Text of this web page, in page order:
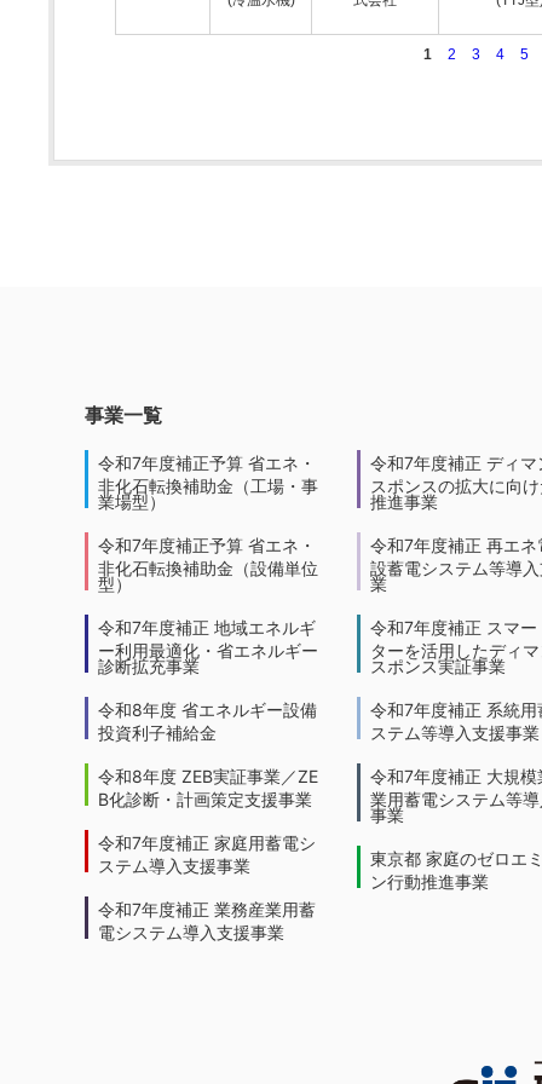
1 2 3 4 5
事業一覧
令和7年度補正予算 省エネ・
非化石転換補助金（工場・事
業場型）
令和7年度補正予算 省エネ・
非化石転換補助金（設備単位
型）
令和7年度補正 地域エネルギ
ー利用最適化・省エネルギー
診断拡充事業
令和8年度 省エネルギー設備
投資利子補給金
令和8年度 ZEB実証事業／ZE
B化診断・計画策定支援事業
令和7年度補正 家庭用蓄電シ
ステム導入支援事業
令和7年度補正 業務産業用蓄
電システム導入支援事業
令和7年度補正 ディマ
スポンスの拡大に向
推進事業
令和7年度補正 再エネ
設蓄電システム等導
業
令和7年度補正 スマー
ターを活用したディ
スポンス実証事業
令和7年度補正 系統用
ステム等導入支援事業
令和7年度補正 大規模
業用蓄電システム等
事業
東京都 家庭のゼロエ
ン行動推進事業